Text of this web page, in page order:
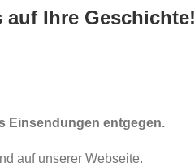
Ihre Geschichte!
Einsendungen entgegen.
auf unserer Webseite.